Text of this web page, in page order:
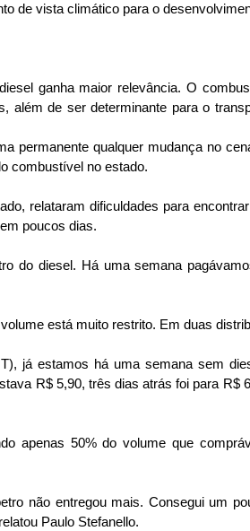
de vista climático para o
ganha maior relevância. O
além de ser determinante para o
permanente qualquer mudança no
combustível no estado.
relataram dificuldades para
poucos dias.
do diesel. Há uma semana
está muito restrito. Em duas
já estamos há uma semana sem
R$ 5,90, três dias atrás foi para R$
apenas 50% do volume que
não entregou mais. Consegui um
Paulo Stefanello.